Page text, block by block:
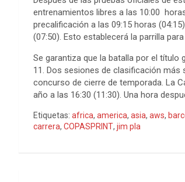
entrenamientos libres a las 10:00
precalificación a las 09:15 horas
(07:50). Esto establecerá la parrilla
Se garantiza que la batalla por el título
11. Dos sesiones de clasificación más
concurso de cierre de temporada. La
año a las 16:30 (11:30). Una hora
Etiquetas: africa, america, asia, aws,
carrera, COPASPRINT, jim pla